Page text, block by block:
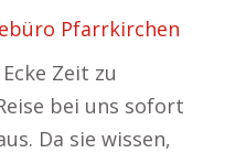
Pfarrkirchen
Zeit zu
bei uns sofort
Da sie wissen,